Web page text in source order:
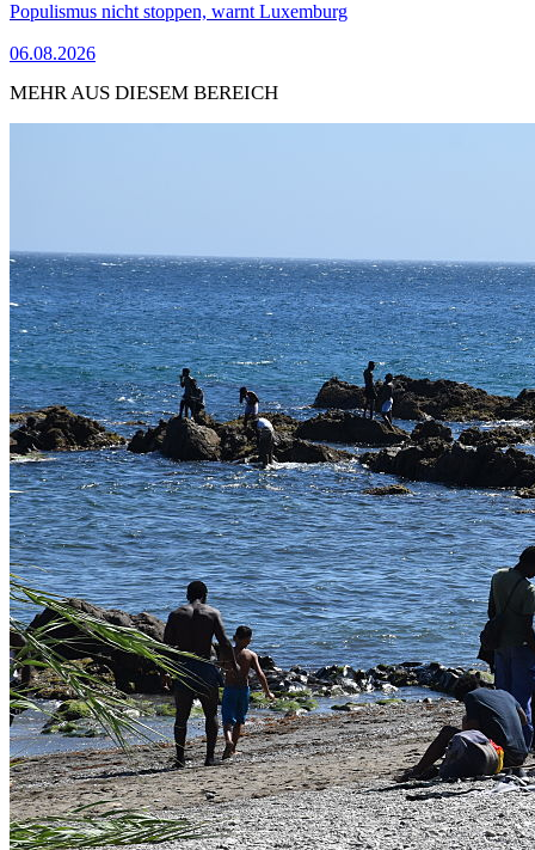
Populismus nicht stoppen, warnt Luxemburg
06.08.2026
MEHR AUS DIESEM BEREICH